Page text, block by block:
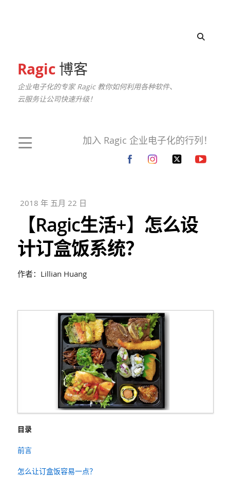
Ragic博客
企业电子化的专家 Ragic 教你如何利用各种软件、
云服务让公司快速升级！
加入 Ragic 企业电子化的行列！
2018 年 五月 22 日
【Ragic生活+】怎么设
计订盒饭系统？
作者：Lillian Huang
目录
前言
怎么让订盒饭容易一点？